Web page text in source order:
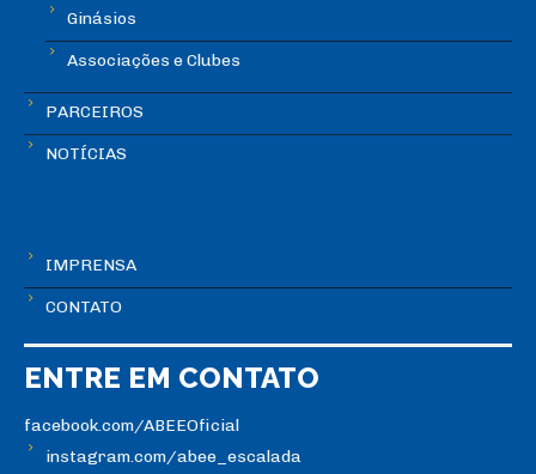
Ginásios
Associações e Clubes
PARCEIROS
NOTÍCIAS
IMPRENSA
CONTATO
ENTRE EM CONTATO
facebook.com/ABEEOficial
instagram.com/abee_escalada